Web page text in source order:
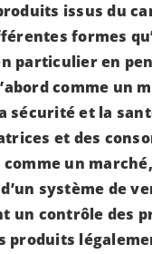
issus du
formes
particulier en
comme un
sécurité et la
et des
un
système de
un contrôle des
produits